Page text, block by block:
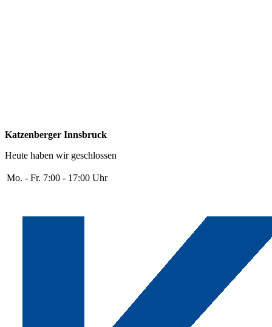
Katzenberger Innsbruck
Heute haben wir geschlossen
Mo. - Fr. 7:00 - 17:00 Uhr